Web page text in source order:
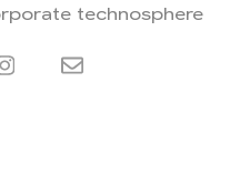
technosphere